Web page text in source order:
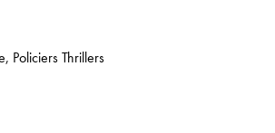
, Policiers Thrillers